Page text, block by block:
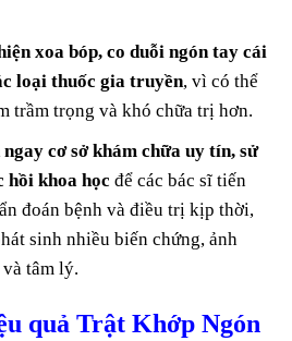
xoa bóp, co duỗi ngón tay cái
loại thuốc gia truyền, vì có thể
trầm trọng và khó chữa trị hơn.
ngay cơ sở khám chữa uy tín, sử
hồi khoa học để các bác sĩ tiến
đoán bệnh và điều trị kịp thời,
sinh nhiều biến chứng, ảnh
tâm lý.
quả Trật Khớp Ngón